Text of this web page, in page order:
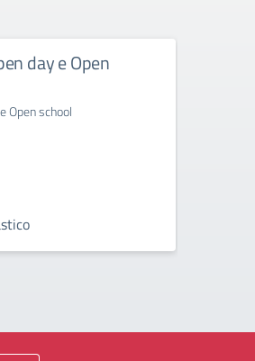
day e Open
Open school